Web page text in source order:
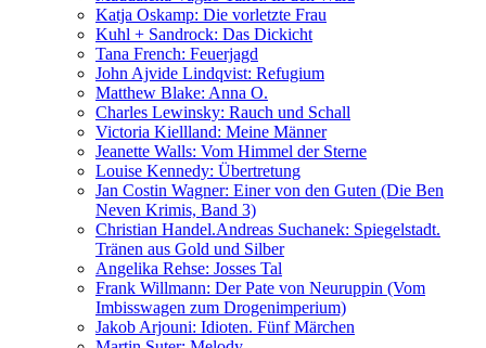
Katja Oskamp: Die vorletzte Frau
Kuhl + Sandrock: Das Dickicht
Tana French: Feuerjagd
John Ajvide Lindqvist: Refugium
Matthew Blake: Anna O.
Charles Lewinsky: Rauch und Schall
Victoria Kiellland: Meine Männer
Jeanette Walls: Vom Himmel der Sterne
Louise Kennedy: Übertretung
Jan Costin Wagner: Einer von den Guten (Die Ben
Neven Krimis, Band 3)
Christian Handel.Andreas Suchanek: Spiegelstadt.
Tränen aus Gold und Silber
Angelika Rehse: Josses Tal
Frank Willmann: Der Pate von Neuruppin (Vom
Imbisswagen zum Drogenimperium)
Jakob Arjouni: Idioten. Fünf Märchen